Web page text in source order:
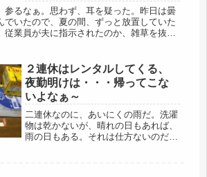
参るなぁ。思わず、耳を疑った。昨日は曇
でいたので、夏の間、ずっと放置していた
従業員が夫に指示されたのか、雑草を抜い
２連休はレンタルしてくる、
夜勤明けは・・・帰ってこな
いよなぁ～
二連休なのに、あいにくの雨だ。洗濯
物は乾かないが、晴れの日もあれば、
雨の日もある。それは仕方ないのだけ